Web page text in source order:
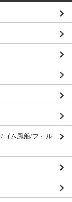
ゴム風船/フィル